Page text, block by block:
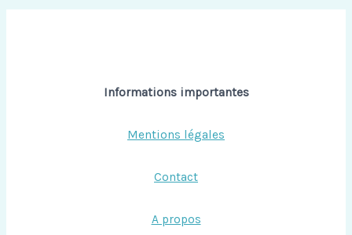
Informations importantes
Mentions légales
Contact
A propos